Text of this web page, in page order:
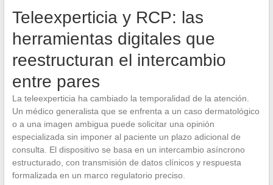
Teleexperticia y RCP: las
herramientas digitales que
reestructuran el intercambio
entre pares
La teleexperticia ha cambiado la temporalidad de la atención.
Un médico generalista que se enfrenta a un caso dermatológico
o a una imagen ambigua puede solicitar una opinión
especializada sin imponer al paciente un plazo adicional de
consulta. El dispositivo se basa en un intercambio asíncrono
estructurado, con transmisión de datos clínicos y respuesta
formalizada en un marco regulatorio preciso.